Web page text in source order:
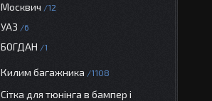
Москвич 12
УАЗ 6
БОГДАН 1
Килим багажника 1108
Сітка для тюнінга в бампер і